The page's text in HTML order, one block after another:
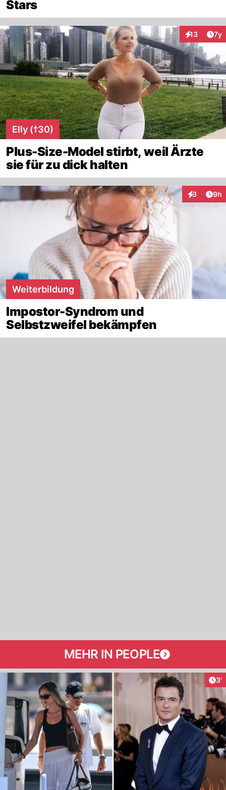
Stars
13 7y
Elly (†30)
Plus-Size-Model stirbt, weil Ärzte
sie für zu dick halten
3 9h
Weiterbildung
Impostor-Syndrom und
Selbstzweifel bekämpfen
MEHR IN PEOPLE
3'